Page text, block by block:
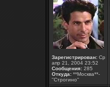
Зарегистрирован: Ср
апр 21, 2004 23:52
Сообщения: 285
Откуда: **Москва**-
''Строгино''